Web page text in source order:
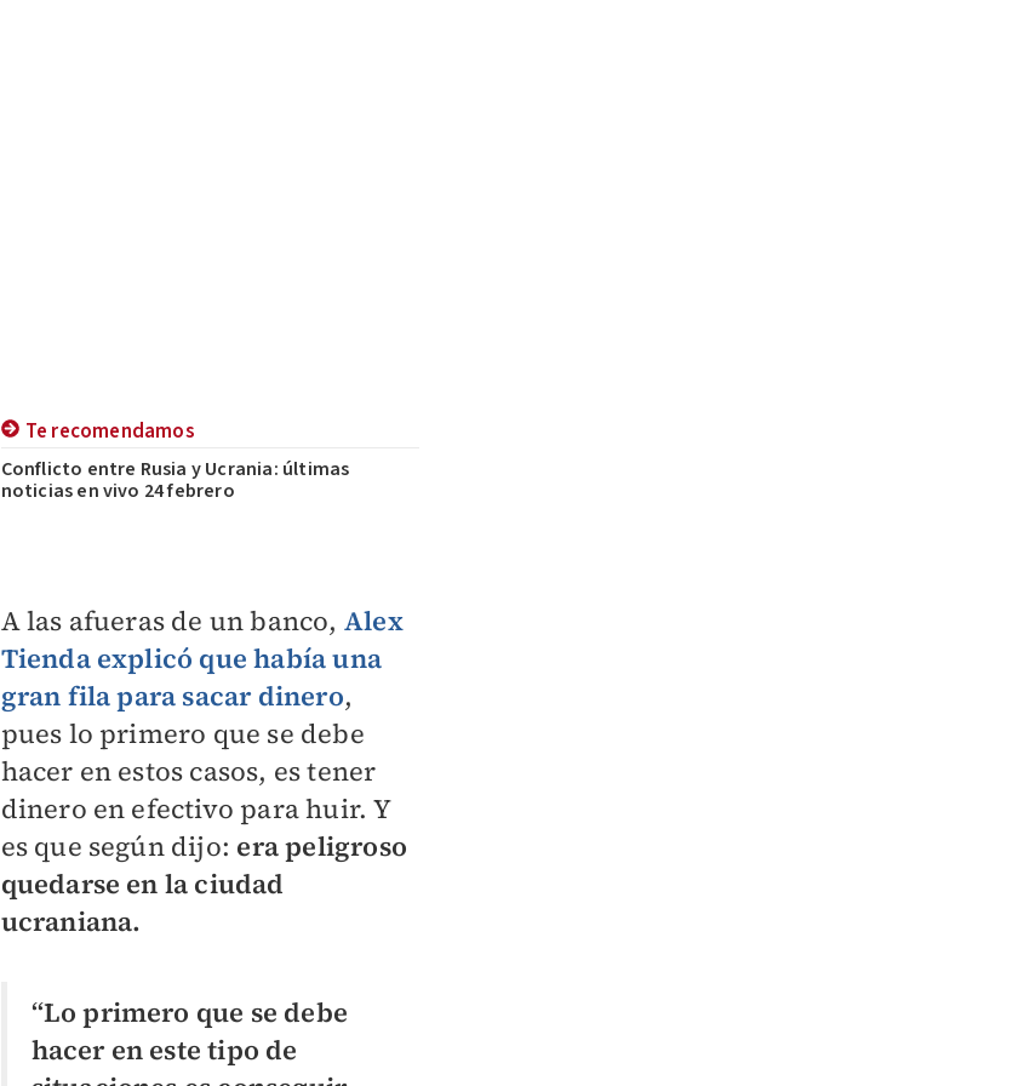
Te recomendamos
Conflicto entre Rusia y Ucrania: últimas
noticias en vivo 24 febrero
A las afueras de un banco, Alex
Tienda explicó que había una
gran fila para sacar dinero,
pues lo primero que se debe
hacer en estos casos, es tener
dinero en efectivo para huir. Y
es que según dijo: era peligroso
quedarse en la ciudad
ucraniana.
“Lo primero que se debe
hacer en este tipo de